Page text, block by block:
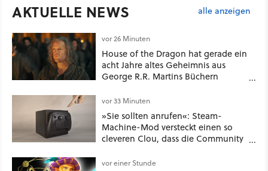
AKTUELLE NEWS alle anzeigen
vor 26 Minuten
House of the Dragon hat gerade ein
acht Jahre altes Geheimnis aus
George R.R. Martins Büchern
vor 33 Minuten
»Sie sollten anrufen«: Steam-
Machine-Mod versteckt einen so
cleveren Clou, dass die Community
gleich so macht
vor einer Stunde